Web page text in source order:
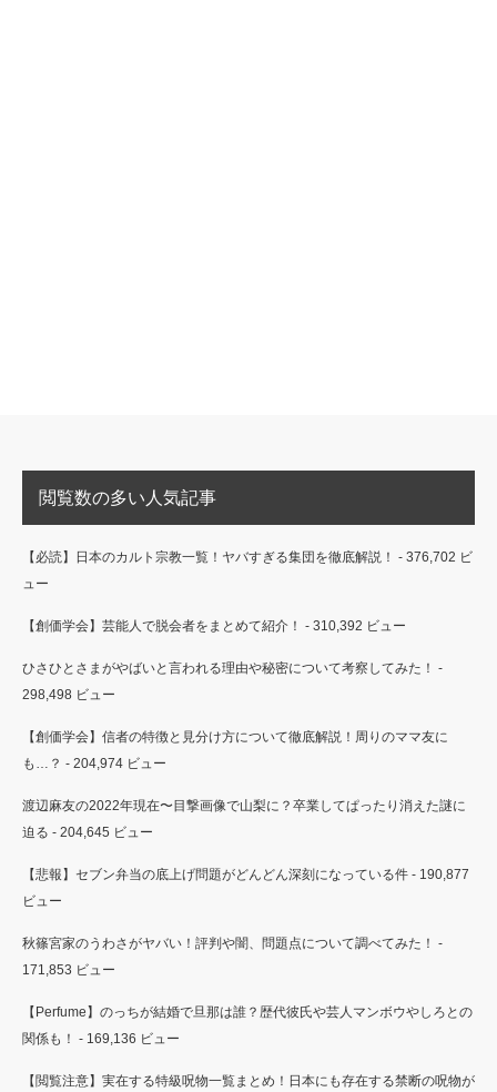
閲覧数の多い人気記事
【必読】日本のカルト宗教一覧！ヤバすぎる集団を徹底解説！ - 376,702 ビ
ュー
【創価学会】芸能人で脱会者をまとめて紹介！ - 310,392 ビュー
ひさひとさまがやばいと言われる理由や秘密について考察してみた！ -
298,498 ビュー
【創価学会】信者の特徴と見分け方について徹底解説！周りのママ友に
も…？ - 204,974 ビュー
渡辺麻友の2022年現在〜目撃画像で山梨に？卒業してぱったり消えた謎に
迫る - 204,645 ビュー
【悲報】セブン弁当の底上げ問題がどんどん深刻になっている件 - 190,877
ビュー
秋篠宮家のうわさがヤバい！評判や闇、問題点について調べてみた！ -
171,853 ビュー
【Perfume】のっちが結婚で旦那は誰？歴代彼氏や芸人マンボウやしろとの
関係も！ - 169,136 ビュー
【閲覧注意】実在する特級呪物一覧まとめ！日本にも存在する禁断の呪物が